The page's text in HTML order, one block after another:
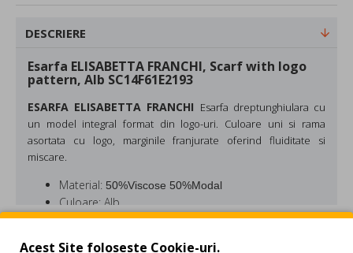
DESCRIERE
Esarfa ELISABETTA FRANCHI, Scarf with logo
pattern, Alb SC14F61E2193
ESARFA ELISABETTA FRANCHI Esarfa dreptunghiulara cu
un model integral format din logo-uri. Culoare uni si rama
asortata cu logo, marginile franjurate oferind fluiditate si
miscare.
Material: 50%Viscose 50%Modal
Culoare: Alb
Made in Italy
REVIEW-URI
Acest Site foloseste Cookie-uri.